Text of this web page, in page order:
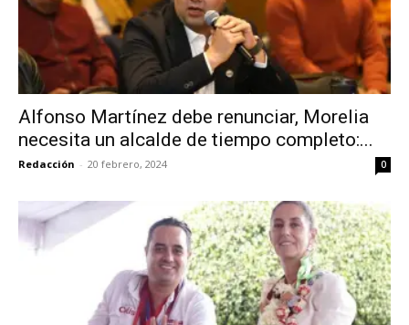
Alfonso Martínez debe renunciar, Morelia
necesita un alcalde de tiempo completo:...
Redacción - 20 febrero, 2024 0